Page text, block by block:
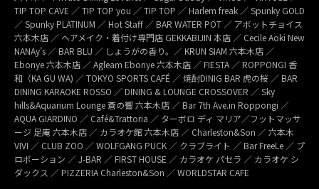
TIP TOP CAVE ／ TIP TOP you ／ TIP TOP ／ Harlem freak ／ Spunky GOLD
／ Spunky PLATINUM ／ Hot Staff ／ BAR WATER POT ／ アボットチョイス
六本木店 ／ ヘアメイク・着付け専門店 GEKKABIJIN 本店 ／ Cecile Aoki New
NANAy’s ／ BAR BLU ／ しょうがの香り。／ KRUN SIAM 六本木店 ／
Ebonye 六本木店 ／ Agleam Ebonye 六本木店 ／ FIESTA ／ ROPPONGI 香
和（KA GU WA) ／ TOKYO SPORTS CAFÉ ／ 焼酎DINIG BAR 虎の桜 ／ BAR
DINING KARAOKE ROSSO ／ DINING & LOUNGE CROSSOVER ／ Sky
hills&Aquarium Lounge 蒼の響 六本木店 ／ Bar 7th Ave.in Roppongi ／
AQUA GIARDINO ／ Café&Trattoria ／ ターボロ ディ マリア／フットマッサ
ージ 足庵 六本木店 ／ カラオケ館 六本木店 ／ Charleston&Son ／ 六本木
VIVI ／ CLUB ZOO ／ WOLFGANG PUCK ／ クラブライト ／ Bar FreeLe ／ プ
ロポーション ／ J-BAR ／ FIRST HOUSE ／ カラオケ パセラ ／ カラオケ シ
ダックス ／ PIZZERIA Charleston&Son ／ WORLDSTAR CAFE